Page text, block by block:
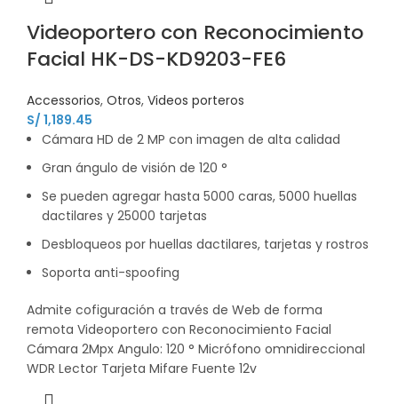
Videoportero con Reconocimiento
Facial HK-DS-KD9203-FE6
Accessorios, Otros, Videos porteros
S/ 1,189.45
Cámara HD de 2 MP con imagen de alta calidad
Gran ángulo de visión de 120 °
Se pueden agregar hasta 5000 caras, 5000 huellas
dactilares y 25000 tarjetas
Desbloqueos por huellas dactilares, tarjetas y rostros
Soporta anti-spoofing
Admite cofiguración a través de Web de forma
remota Videoportero con Reconocimiento Facial
Cámara 2Mpx Angulo: 120 ° Micrófono omnidireccional
WDR Lector Tarjeta Mifare Fuente 12v